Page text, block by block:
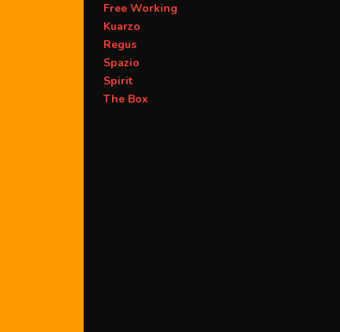
Free Working
Kuarzo
Regus
Spazio
Spirit
The Box